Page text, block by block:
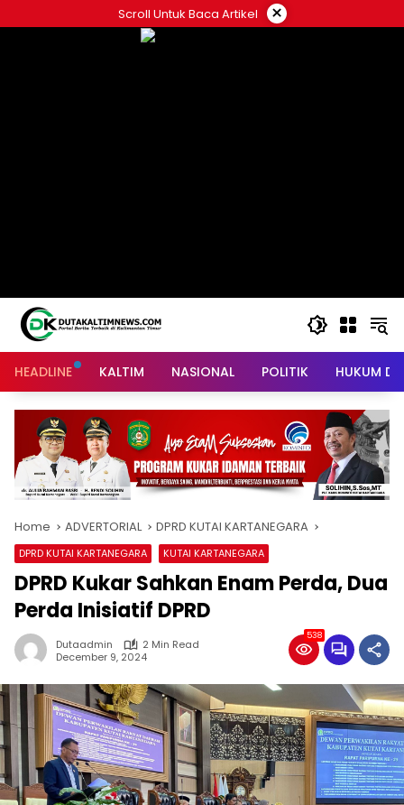
to
Scroll Untuk Baca Artikel ×
HEADLINE KALTIM NASIONAL POLITIK HUKUM
Home ADVERTORIAL DPRD KUTAI KARTANEGARA
DPRD KUTAI KARTANEGARA KUTAI KARTANEGARA
DPRD Kukar Sahkan Enam Perda, Dua
Perda Inisiatif DPRD
Dutaadmin
2 Min Read
December 9, 2024
538